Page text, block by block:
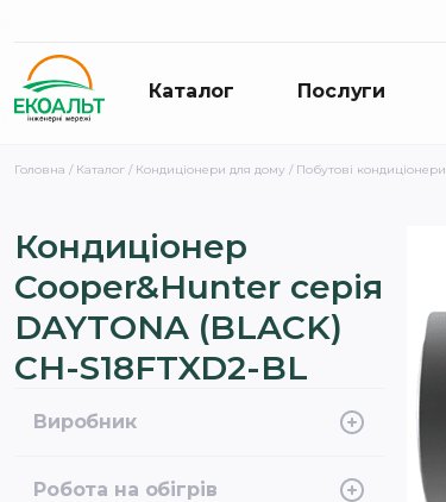
Каталог Послуги
Головна / Каталог / Кондиціонери для дому / Побутові кондиціонери
Кондиціонер
Cooper&Hunter серія
DAYTONA (BLACK)
CH-S18FTXD2-BL
Виробник
Робота на обігрів